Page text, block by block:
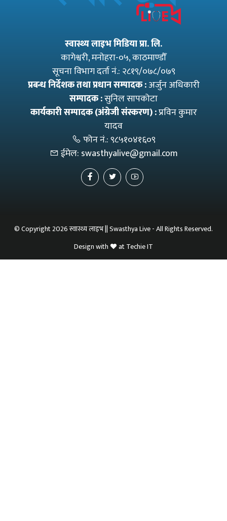
स्वास्थ्य लाइभ मिडिया प्रा. लि.
कागेश्वरी, मनाेहरा-०५, काठमाण्डौँ
सूचना विभाग दर्ता नं.: २८१९/०७८/०७९
प्रबन्ध निर्देशक तथा प्रधान सम्पादक :अर्जुन अधिकारी
सम्पादक :सुनिल सापकोटा
कार्यकारी सम्पादक (अंग्रेजी संस्करण) :प्रविन कुमार
यादव
फोन नं.:९८५१०४१६०९
ईमेल: swasthyalive@gmail.com
© Copyright 2026 स्वास्थ्य लाइभ || Swasthya Live - All Rights Reserved.
Design with
atTechie IT